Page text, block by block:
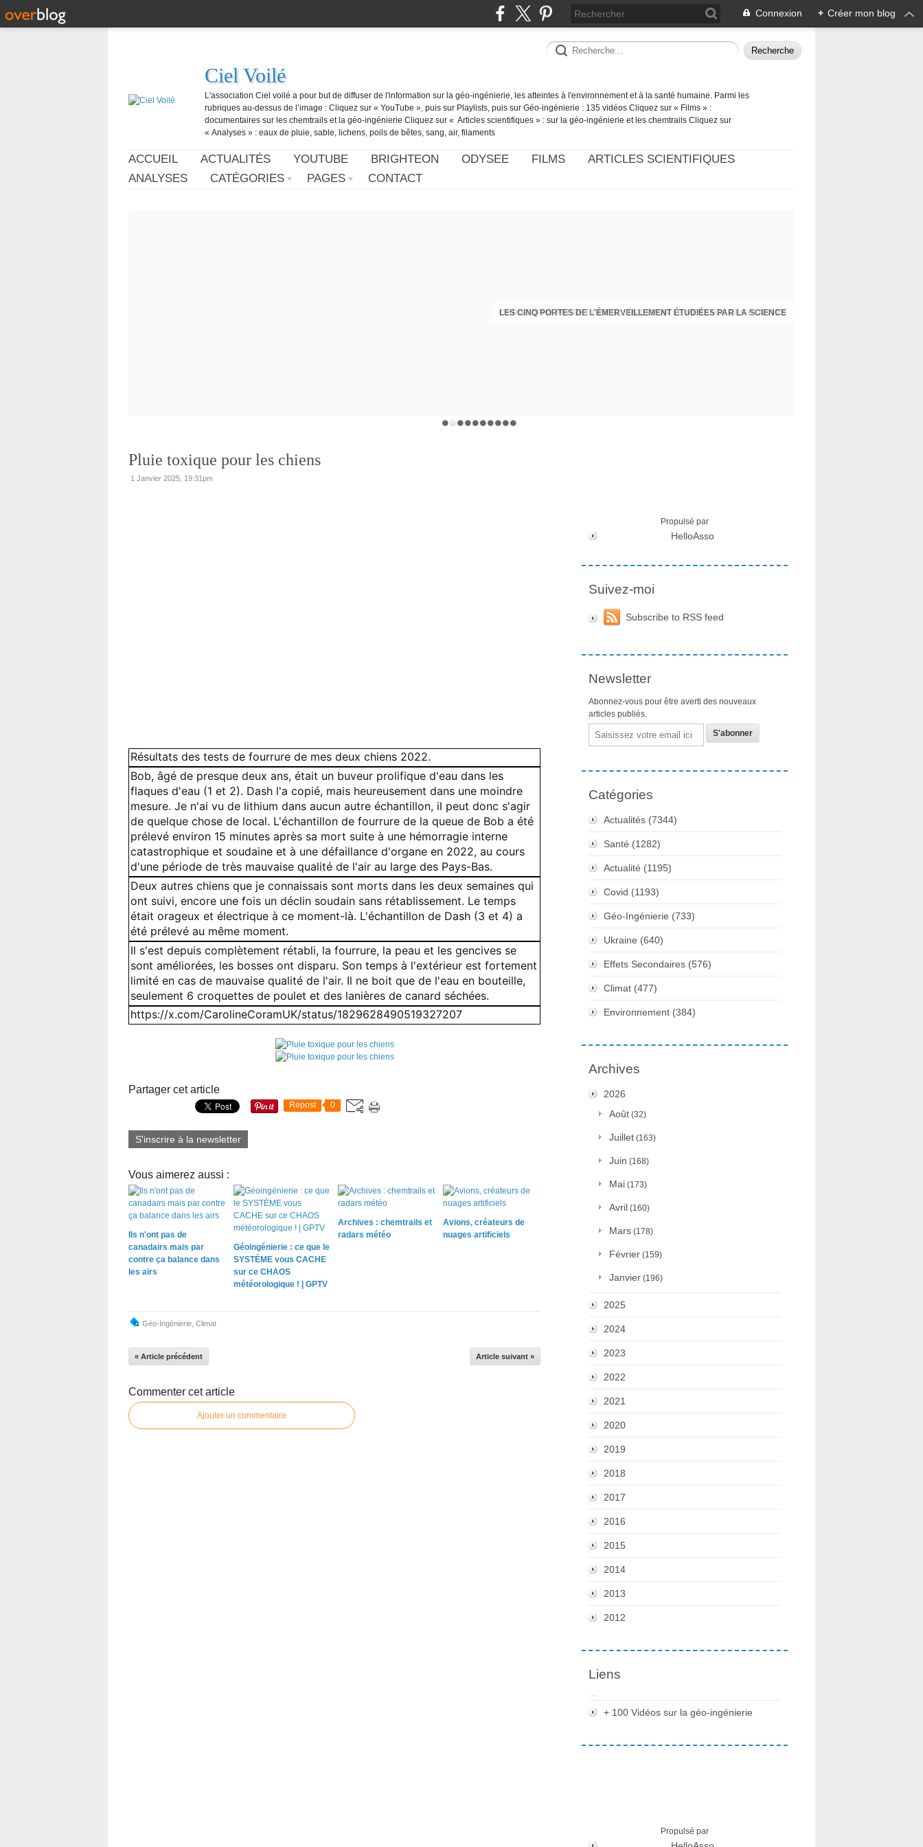
Connexion + Créer mon blog
Ciel Voilé
L'association Ciel voilé a pour but de diffuser de l'information sur la géo-ingénierie, les atteintes à l'environnement et à la santé humaine. Parmi les
rubriques au-dessus de l’image : Cliquez sur « YouTube », puis sur Playlists, puis sur Géo-ingénierie : 135 vidéos Cliquez sur « Films » :
documentaires sur les chemtrails et la géo-ingénierie Cliquez sur « Articles scientifiques » : sur la géo-ingénierie et les chemtrails Cliquez sur
« Analyses » : eaux de pluie, sable, lichens, poils de bêtes, sang, air, filaments
ACCUEIL ACTUALITÉS YOUTUBE BRIGHTEON ODYSEE FILMS
ARTICLES SCIENTIFIQUES
ANALYSES
CATÉGORIES PAGES CONTACT
LES CINQ PORTES DE L'ÉMERVEILLEMENT ÉTUDIÉES PAR LA SCIENCE
CHRISTOPHE PERRET GENTIL : RECEVOIR LE MESSAGE DES PLANTES
Pluie toxique pour les chiens
1 Janvier 2025, 19:31pm
Résultats des tests de fourrure de mes deux chiens 2022.
Bob, âgé de presque deux ans, était un buveur prolifique d'eau dans les
flaques d'eau (1 et 2). Dash l'a copié, mais heureusement dans une moindre
mesure. Je n'ai vu de lithium dans aucun autre échantillon, il peut donc s'agir
de quelque chose de local. L'échantillon de fourrure de la queue de Bob a été
prélevé environ 15 minutes après sa mort suite à une hémorragie interne
catastrophique et soudaine et à une défaillance d'organe en 2022, au cours
d'une période de très mauvaise qualité de l'air au large des Pays-Bas.
Deux autres chiens que je connaissais sont morts dans les deux semaines qui
ont suivi, encore une fois un déclin soudain sans rétablissement. Le temps
était orageux et électrique à ce moment-là. L'échantillon de Dash (3 et 4) a
été prélevé au même moment.
Il s'est depuis complètement rétabli, la fourrure, la peau et les gencives se
sont améliorées, les bosses ont disparu. Son temps à l'extérieur est fortement
limité en cas de mauvaise qualité de l'air. Il ne boit que de l'eau en bouteille,
seulement 6 croquettes de poulet et des lanières de canard séchées.
https://x.com/CarolineCoramUK/status/1829628490519327207
Partager cet article
Repost 0
S'inscrire à la newsletter
Vous aimerez aussi :
Ils n'ont pas de
canadairs mais par
contre ça balance dans
les airs
Géoingénierie : ce que le
SYSTÈME vous CACHE
sur ce CHAOS
météorologique ! | GPTV
Archives : chemtrails et
radars météo
Avions, créateurs de
nuages artificiels
Géo-Ingénierie Climat
« Article précédent Article suivant »
Commenter cet article
Ajouter un commentaire
Propulsé par
HelloAsso
Suivez-moi
Subscribe to RSS feed
Newsletter
Abonnez-vous pour être averti des nouveaux
articles publiés.
Email
Catégories
Actualités (7344)
Santé (1282)
Actualité (1195)
Covid (1193)
Géo-Ingénierie (733)
Ukraine (640)
Effets Secondaires (576)
Climat (477)
Environnement (384)
Archives
2026
Août (32)
Juillet (163)
Juin (168)
Mai (173)
Avril (160)
Mars (178)
Février (159)
Janvier (196)
2025
2024
2023
2022
2021
2020
2019
2018
2017
2016
2015
2014
2013
2012
Liens
+ 100 Vidéos sur la géo-ingénierie
Propulsé par